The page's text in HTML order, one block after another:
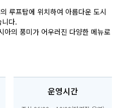
루프탑에 위치하여 아름다운 도시
다.
아의 풍미가 어우러진 다양한 메뉴로
운영시간